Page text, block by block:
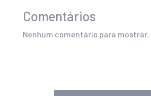
Comentários
Nenhum comentário para mostrar.